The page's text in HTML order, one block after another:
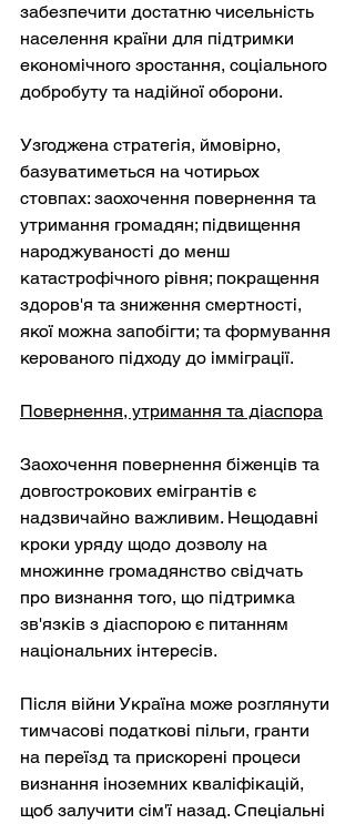
забезпечити достатню чисельність
населення країни для підтримки
економічного зростання, соціального
добробуту та надійної оборони.
Узгоджена стратегія, ймовірно,
базуватиметься на чотирьох
стовпах: заохочення повернення та
утримання громадян; підвищення
народжуваності до менш
катастрофічного рівня; покращення
здоров'я та зниження смертності,
якої можна запобігти; та формування
керованого підходу до імміграції.
Повернення, утримання та діаспора
Заохочення повернення біженців та
довгострокових емігрантів є
надзвичайно важливим. Нещодавні
кроки уряду щодо дозволу на
множинне громадянство свідчать
про визнання того, що підтримка
зв'язків з діаспорою є питанням
національних інтересів.
Після війни Україна може розглянути
тимчасові податкові пільги, гранти
на переїзд та прискорені процеси
визнання іноземних кваліфікацій,
щоб залучити сім'ї назад. Спеціальні